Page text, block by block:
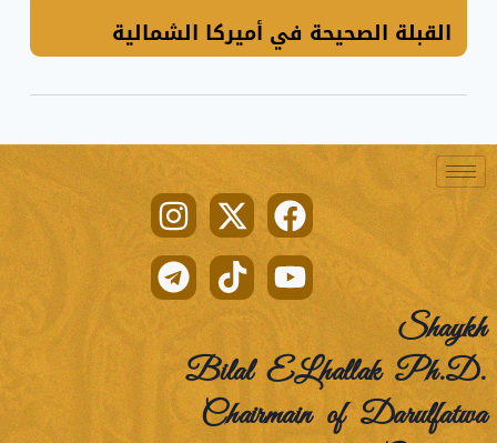
القبلة الصحيحة في أميركا الشمالية
Shaykh
Bilal ELhallak Ph.D.
Chairmain of Darulfatwa